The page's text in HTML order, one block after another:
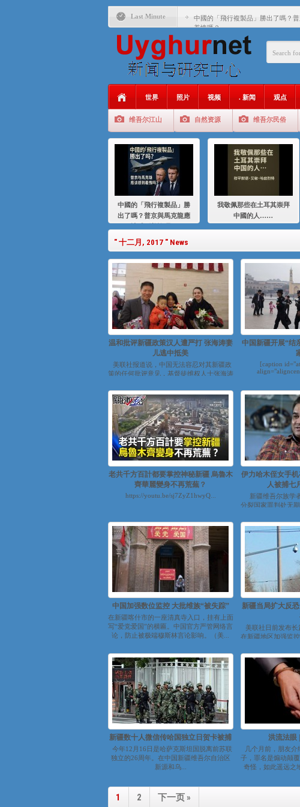
Last Minute 中國的「飛行複製品」勝出了嗎？
羞愧嗎？
我敬佩那些在土耳其崇拜中國的人
聚焦维吾尔 | 伊利夏提：我为什么要
大一统情结使魏京生失去理智 / 伊利
伊利夏提：在自责与内疚中的挣扎
伊利夏提：消失在集中营的红衣女孩
伊利夏提：满目苍夷2020，难见彼岸
世界 照片 视频 . 新闻 观点
维吾尔江山 自然资源 维吾尔民俗
中國的「飛行複製品」勝
出了嗎？普京與馬克龍應
我敬佩那些在土耳其崇拜
中國的人……
" 十二月, 2017 " News
温和批评新疆政策汉人遭严打 张海涛妻
儿逃中抵美
美联社报道说，中国无法容忍对其新疆政
策的任何批评意见，基督徒维权人士张海涛
中国新疆开展“结
[caption
老共千方百計都要掌控神秘新疆 烏魯木
齊華麗變身不再荒蕪？
https://youtu.be/sj7ZyZ1hwyQ...
伊力哈木侄女手
人被捕七
新疆维吾尔族学
分裂国家罪判处无
中国加强数位监控 大批维族“被失踪”
在新疆喀什市的一座清真寺入口，挂有上面
写“爱党爱国”的横匾。中国官方严管网络言
论，防止被极端穆斯林言论影响。（美...
新疆当局扩大反
美联社日前发布
在新疆地区加强监
新疆数十人微信传哈国独立日贺卡被捕
今年12月16日是哈萨克斯坦国脱离前苏联
独立的26周年。在中国新疆维吾尔自治区
新源和乌...
洪流法眼
几个月前，朋友
子，罪名是煽动颠
奇怪，如此遥远之
1 2 下一页 »